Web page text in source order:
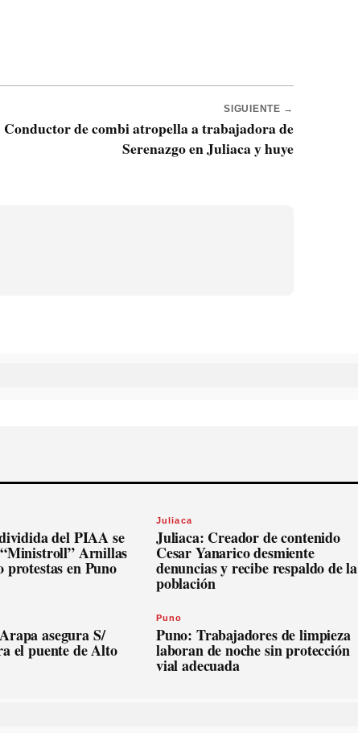
SIGUIENTE →
Conductor de combi atropella a trabajadora de
Serenazgo en Juliaca y huye
del PIAA se
Arnillas
protestas en Puno
Juliaca
Juliaca: Creador de contenido
Cesar Yanarico desmiente
denuncias y recibe respaldo de la
población
asegura S/
el puente de Alto
Puno
Puno: Trabajadores de limpieza
laboran de noche sin protección
vial adecuada